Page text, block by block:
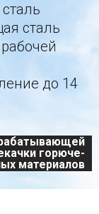
сталь
до 14
горюче-
материалов